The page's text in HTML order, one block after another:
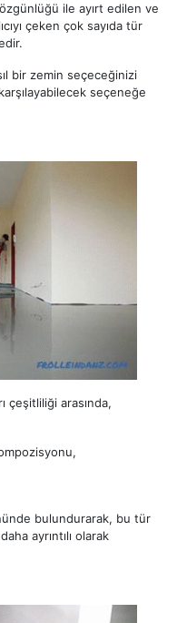
ile ayırt edilen ve
çeken çok sayıda tür
bir zemin seçeceğinizi
seçeneğe
çeşitliliği arasında,
bulundurarak, bu tür
ayrıntılı olarak